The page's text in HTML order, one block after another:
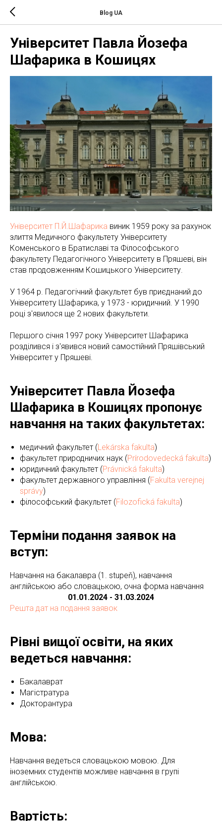
Blog UA
Університет Павла Йозефа
Шафарика в Кошицях
Університет П.Й.Шафарика виник 1959 року за рахунок
злиття Медичного факультету Університету
Коменського в Братиславі та Філософського
факультету Педагогічного Університету в Пряшеві, він
став продовженням Кошицького Університету.
У 1964 р. Педагогічний факультет був приєднаний до
Університету Шафарика, у 1973 - юридичний. У 1990
році з'явилося ще 2 нових факультети.
Першого січня 1997 року Університет Шафарика
розділився і з'явився новий самостійний Пряшівський
Університет у Пряшеві.
Університет Павла Йозефа
Шафарика в Кошицях пропонує
навчання на таких факультетах:
медичний факультет (Lekárska fakulta)
факультет природничих наук (Prírodovedecká fakulta)
юридичний факультет (Právnická fakulta)
факультет державного управління (Fakulta verejnej
správy)
філософський факультет (Filozofická fakulta)
Терміни подання заявок на
вступ:
Навчання на бакалавра (1. stupeň), навчання
англійською або словацькою, очна форма навчання
01.01.2024 - 31.03.2024
Решта дат на подання заявок
Рівні вищої освіти, на яких
ведеться навчання:
Бакалаврат
Магістратура
Докторантура
Мова:
Навчання ведеться словацькою мовою. Для
іноземних студентів можливе навчання в групі
англійською.
Вартість: